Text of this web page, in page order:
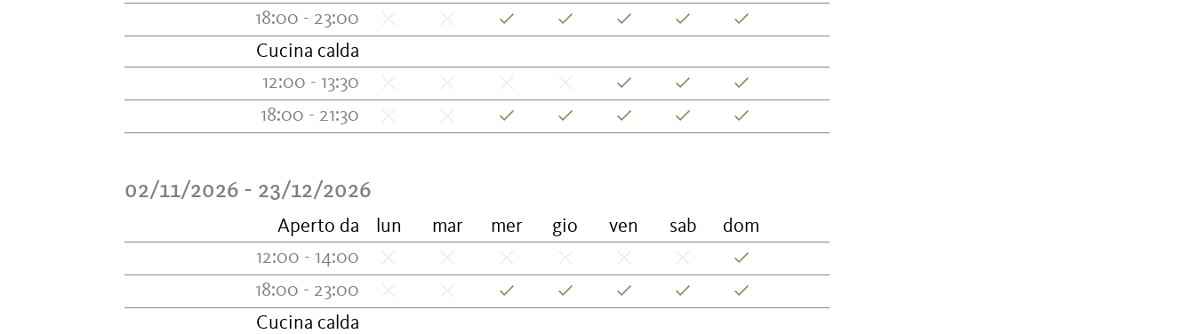
18:00 - 23:00
Cucina calda
12:00 - 13:30
18:00 - 21:30
02/11/2026 - 23/12/2026
Aperto da lun mar mer gio ven sab
dom
12:00 - 14:00
18:00 - 23:00
Cucina calda